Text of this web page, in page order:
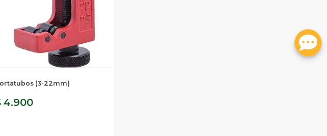
(3-22mm)
4.900